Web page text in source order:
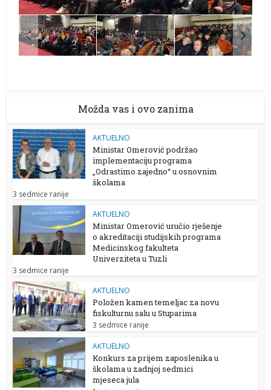
Možda vas i ovo zanima
AKTUELNO
Ministar Omerović podržao
implementaciju programa
„Odrastimo zajedno“ u osnovnim
školama
3 sedmice ranije
AKTUELNO
Ministar Omerović uručio rješenje
o akreditaciji studijskih programa
Medicinskog fakulteta
Univerziteta u Tuzli
3 sedmice ranije
AKTUELNO
Položen kamen temeljac za novu
fiskulturnu salu u Stuparima
3 sedmice ranije
AKTUELNO
Konkurs za prijem zaposlenika u
školama u zadnjoj sedmici
mjeseca jula